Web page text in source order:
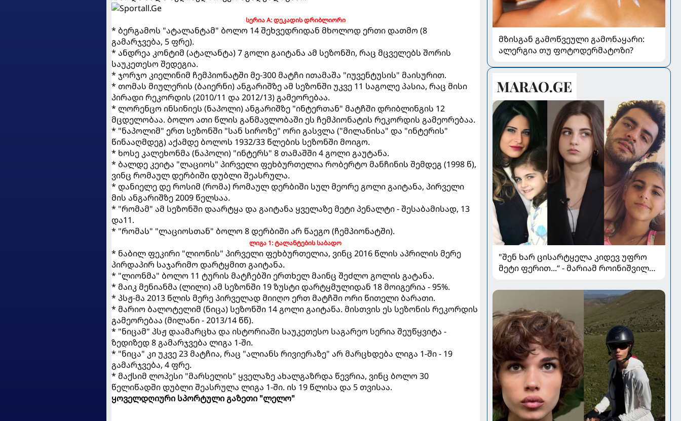
სერია A: დეკადის დრიბლიორი
* ბერგამოს "ატალანტამ" ბოლო 14 შეხვედრიდან მხოლოდ ერთი დათმო (8
გამარჯვება, 5 ფრე).
* ანდრეა კონტიმ (ატალანტა) 7 გოლი გაიტანა ამ სეზონში, რაც მცველებს შორის
საუკეთესო შედეგია.
* ჯორჯო კიელინიმ ჩემპიონატში მე-300 მატჩი ითამაშა "იუვენტუსის" მაისურით.
* თომას მიულერის (ბაიერნი) ანგარიშზე ამ სეზონში უკვე 11 საგოლე პასია, რაც მისი
პირადი რეკორდის (2010/11 და 2012/13) გამეორებაა.
* ლორენცო ინსინიეს (ნაპოლი) ანგარიშზე "ინტერთან" მატჩში დრიბლინგის 12
მცდელობაა. ბოლო ათი წლის განმავლობაში ეს ჩემპიონატის რეკორდის გამეორებაა.
* "ნაპოლიმ" ერთ სეზონში "სან სიროზე" ორი გასვლა ("მილანისა" და "ინტერის"
წინააღმდეგ) აქამდე ბოლოს 1932/33 წლების სეზონში მოიგო.
* ხოსე კალეხონმა (ნაპოლი) "ინტერს" 8 თამაშში 4 გოლი გაუტანა.
* ბალდე კეიტა "ლაციოს" პირველი ფეხბურთელია რობერტო მანჩინის შემდეგ (1998 წ),
ვინც რომაულ დერბიში დუბლი შეასრულა.
* დანიელე დე როსიმ (რომა) რომაულ დერბიში სულ მეორე გოლი გაიტანა, პირველი
მის ანგარიშზე 2009 წელსაა.
* "რომამ" ამ სეზონში დაარტყა და გაიტანა ყველაზე მეტი პენალტი - შესაბამისად, 13
და11.
* "რომას" "ლაციოსთან" ბოლო 8 დერბიში არ წაეგო (ჩემპიონატში).
ლიგა 1: ტალანტების საბადო
* ნაბილ ფეკირი "ლიონის" პირველი ფეხბურთელია, ვინც 2016 წლის აპრილის მერე
პირდაპირ საჯარიმო დარტყმით გაიტანა.
* "ლიონმა" ბოლო 11 ტურის მატჩებში ერთხელ მაინც შეძლო გოლის გატანა.
* მაიკ მენიანმა (ლილი) ამ სეზონში 19 ზუსტი დარტყმულიდან 18 მოიგერია - 95%.
* პსჟ-მა 2013 წლის მერე პირველად მიიღო ერთ მატჩში ორი წითელი ბარათი.
* მარიო ბალოტელიმ (ნიცა) სეზონში 14 გოლი გაიტანა. მისთვის ეს სეზონის რეკორდის
გამეორებაა (მილანი - 2013/14 წწ).
* "ნიცამ" პსჟ დაამარცხა და ისტორიაში საუკეთესო საგარეო სერია შეუწყვიტა -
ზედიზედ 8 გამარჯვება ლიგა 1-ში.
* "ნიცა" კი უკვე 23 მატჩია, რაც "ალიანს რივიერაზე" არ მარცხდება ლიგა 1-ში - 19
გამარჯვება, 4 ფრე.
* მაქსიმ ლოპესი "მარსელის" ყველაზე ახალგაზრდა წევრია, ვინც ბოლო 30
წელიწადში დუბლი შეასრულა ლიგა 1-ში. ის 19 წლისა და 5 თვისაა.
ყოველდღიური სპორტული გაზეთი "ლელო"
მზისგან გამოწვეული გამონაყარი:
ალერგია თუ ფოტოდერმატოზი?
"შენ ხარ ცისარტყელა კიდევ უფრო
მეტი ფერით...“ - მარიამ როინიშვილის